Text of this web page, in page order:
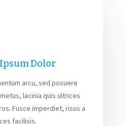
Dolor
arcu, sed posuere
lacinia quis ultrices
Fusce imperdiet, risus a
facilisis.